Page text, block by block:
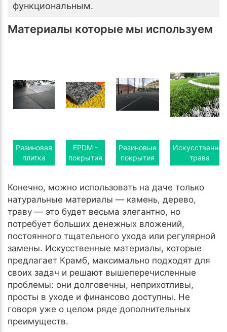
функциональным.
Материалы которые мы используем
Резиновая
плитка
EPDM -
покрытия
Резиновые
покрытия
Искусственная
трава
Конечно, можно использовать на даче только
натуральные материалы — камень, дерево,
траву — это будет весьма элегантно, но
потребует больших денежных вложений,
постоянного тщательного ухода или регулярной
замены. Искусственные материалы, которые
предлагает Крамб, максимально подходят для
своих задач и решают вышеперечисленные
проблемы: они долговечны, неприхотливы,
просты в уходе и финансово доступны. Не
говоря уже о целом ряде дополнительных
преимуществ.